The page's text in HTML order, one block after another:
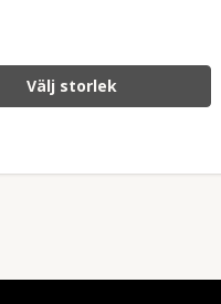
Välj storlek